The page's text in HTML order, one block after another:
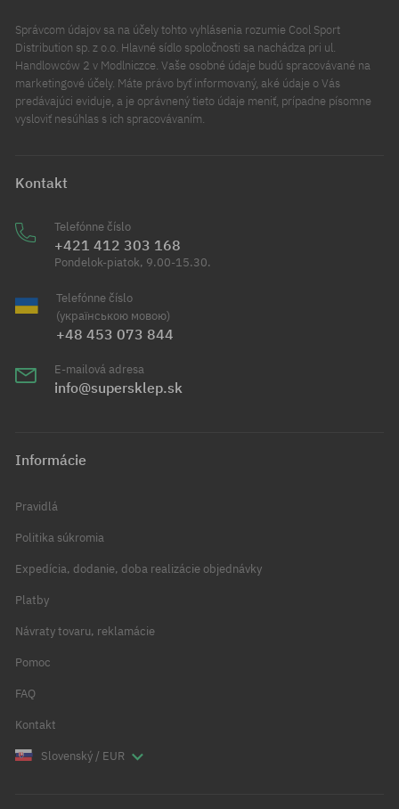
Správcom údajov sa na účely tohto vyhlásenia rozumie Cool Sport
Distribution sp. z o.o. Hlavné sídlo spoločnosti sa nachádza pri ul.
Handlowców 2 v Modlniczce. Vaše osobné údaje budú spracovávané na
marketingové účely. Máte právo byť informovaný, aké údaje o Vás
predávajúci eviduje, a je oprávnený tieto údaje meniť, prípadne písomne
vysloviť nesúhlas s ich spracovávaním.
Kontakt
Telefónne číslo
+421 412 303 168
Pondelok-piatok, 9.00-15.30.
Telefónne číslo
(українською мовою)
+48 453 073 844
E-mailová adresa
info@supersklep.sk
Informácie
Pravidlá
Politika súkromia
Expedícia, dodanie, doba realizácie objednávky
Platby
Návraty tovaru, reklamácie
Pomoc
FAQ
Kontakt
Slovenský / EUR